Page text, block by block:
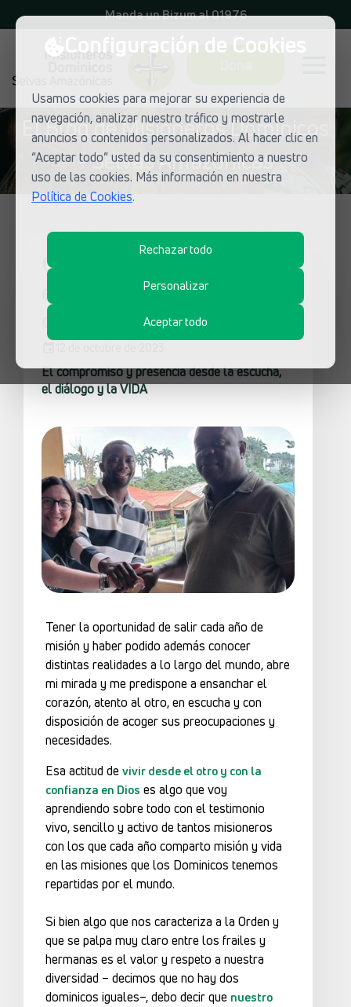
Configuración de Cookies
Usamos cookies para mejorar su experiencia de
navegación, analizar nuestro tráfico y mostrarle
anuncios o contenidos personalizados. Al hacer clic en
“Aceptar todo” usted da su consentimiento a nuestro
uso de las cookies. Más información en nuestra
Política de Cookies.
Rechazar todo
Personalizar
Aceptar todo
Manda un Bizum al 01976
El Blog de Misioneros Dominicos
- Selvas Amazónicas
Corazones ardientes, pies
en camino: los misioneros
El compromiso y presencia desde la escucha,
el diálogo y la VIDA
Tener la oportunidad de salir cada año de
misión y haber podido además conocer
distintas realidades a lo largo del mundo, abre
mi mirada y me predispone a ensanchar el
corazón, atento al otro, en escucha y con
disposición de acoger sus preocupaciones y
necesidades.
Esa actitud devivir desde el otro y con la
confianza en Dios es algo que voy
aprendiendo sobre todo con el testimonio
vivo, sencillo y activo de tantos misioneros
con los que cada año comparto misión y vida
en las misiones que los Dominicos tenemos
repartidas por el mundo.
Si bien algo que nos caracteriza a la Orden y
que se palpa muy claro entre los frailes y
hermanas es el valor y respeto a nuestra
diversidad – decimos que no hay dos
dominicos iguales–, debo decir que nuestro